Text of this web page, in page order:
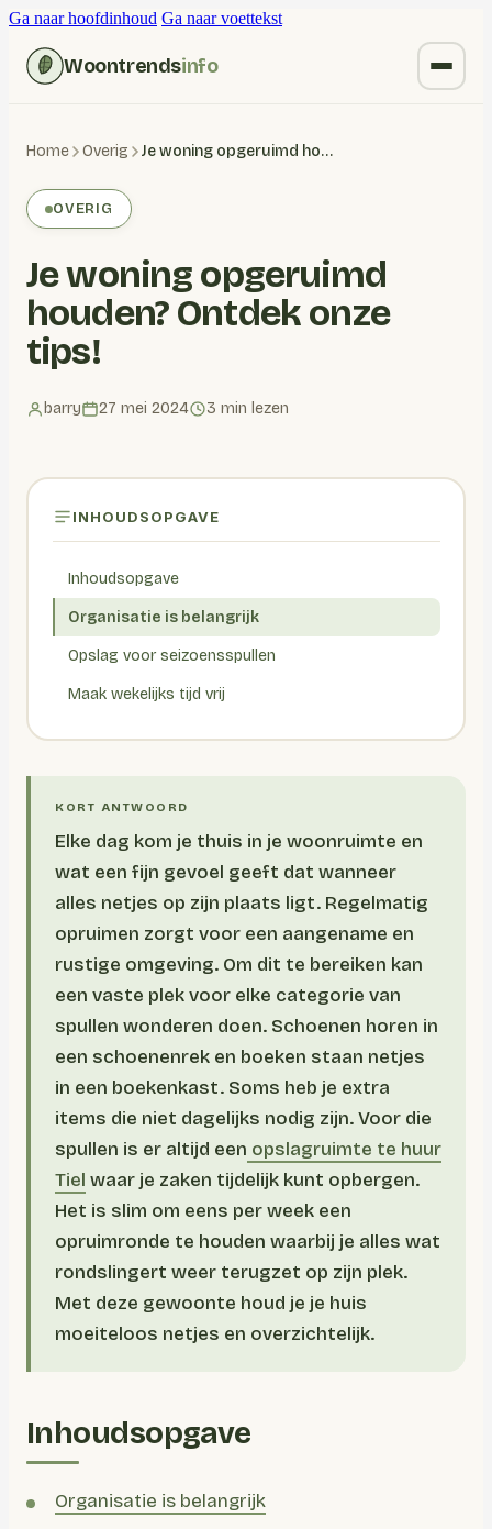
Ga naar hoofdinhoud Ga naar voettekst
Woontrendsinfo
Kruiden vervangen
Wonen
Home Overig Je woning opgeruimd houden? Ontdek onze tips!
OVERIG
Je woning opgeruimd
houden? Ontdek onze
tips!
barry 27 mei 2024 3 min lezen
INHOUDSOPGAVE
Inhoudsopgave
Organisatie is belangrijk
Opslag voor seizoensspullen
Maak wekelijks tijd vrij
Elke dag kom je thuis in je woonruimte en
wat een fijn gevoel geeft dat wanneer
alles netjes op zijn plaats ligt. Regelmatig
opruimen zorgt voor een aangename en
rustige omgeving. Om dit te bereiken kan
een vaste plek voor elke categorie van
spullen wonderen doen. Schoenen horen in
een schoenenrek en boeken staan netjes
in een boekenkast. Soms heb je extra
items die niet dagelijks nodig zijn. Voor die
spullen is er altijd een opslagruimte te huur
Tiel waar je zaken tijdelijk kunt opbergen.
Het is slim om eens per week een
opruimronde te houden waarbij je alles wat
rondslingert weer terugzet op zijn plek.
Met deze gewoonte houd je je huis
moeiteloos netjes en overzichtelijk.
Inhoudsopgave
Organisatie is belangrijk